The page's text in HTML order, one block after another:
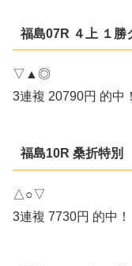
福島07R ４上 １勝
▽▲◎
3連複 20790円 的中
福島10R 桑折特別
△○▽
3連複 7730円 的中！